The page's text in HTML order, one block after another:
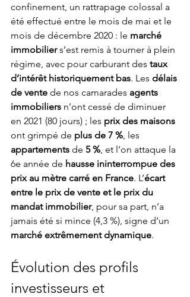
confinement, un rattrapage colossal a
été effectué entre le mois de mai et le
mois de décembre 2020 : le marché
immobilier s’est remis à tourner à plein
régime, avec pour carburant des taux
d’intérêt historiquement bas. Les délais
de vente de nos camarades agents
immobiliers n’ont cessé de diminuer
en 2021 (80 jours) ; les prix des maisons
ont grimpé de plus de 7 % , les
appartements de 5 % , et l’on attaque la
6e année de hausse ininterrompue des
prix au mètre carré en France. L’écart
entre le prix de vente et le prix du
mandat immobilier, pour sa part, n’a
jamais été si mince (4,3 %), signe d’un
marché extrêmement dynamique.
Évolution des profils
investisseurs et